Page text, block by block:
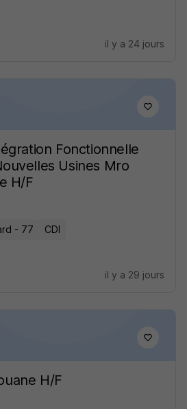
il y a 24 jours
Fonctionnelle
Usines Mro
H/F
- 77 CDI
il y a 29 jours
H/F